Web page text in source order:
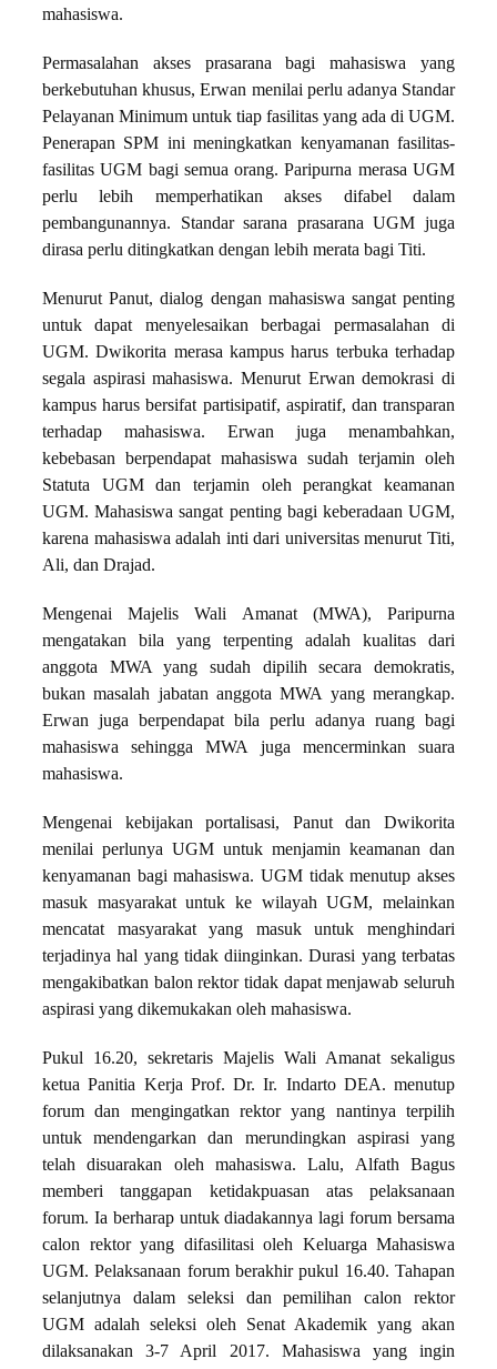
mahasiswa.
Permasalahan akses prasarana bagi mahasiswa yang
berkebutuhan khusus, Erwan menilai perlu adanya Standar
Pelayanan Minimum untuk tiap fasilitas yang ada di UGM.
Penerapan SPM ini meningkatkan kenyamanan fasilitas-
fasilitas UGM bagi semua orang. Paripurna merasa UGM
perlu lebih memperhatikan akses difabel dalam
pembangunannya. Standar sarana prasarana UGM juga
dirasa perlu ditingkatkan dengan lebih merata bagi Titi.
Menurut Panut, dialog dengan mahasiswa sangat penting
untuk dapat menyelesaikan berbagai permasalahan di
UGM. Dwikorita merasa kampus harus terbuka terhadap
segala aspirasi mahasiswa. Menurut Erwan demokrasi di
kampus harus bersifat partisipatif, aspiratif, dan transparan
terhadap mahasiswa. Erwan juga menambahkan,
kebebasan berpendapat mahasiswa sudah terjamin oleh
Statuta UGM dan terjamin oleh perangkat keamanan
UGM. Mahasiswa sangat penting bagi keberadaan UGM,
karena mahasiswa adalah inti dari universitas menurut Titi,
Ali, dan Drajad.
Mengenai Majelis Wali Amanat (MWA), Paripurna
mengatakan bila yang terpenting adalah kualitas dari
anggota MWA yang sudah dipilih secara demokratis,
bukan masalah jabatan anggota MWA yang merangkap.
Erwan juga berpendapat bila perlu adanya ruang bagi
mahasiswa sehingga MWA juga mencerminkan suara
mahasiswa.
Mengenai kebijakan portalisasi, Panut dan Dwikorita
menilai perlunya UGM untuk menjamin keamanan dan
kenyamanan bagi mahasiswa. UGM tidak menutup akses
masuk masyarakat untuk ke wilayah UGM, melainkan
mencatat masyarakat yang masuk untuk menghindari
terjadinya hal yang tidak diinginkan. Durasi yang terbatas
mengakibatkan balon rektor tidak dapat menjawab seluruh
aspirasi yang dikemukakan oleh mahasiswa.
Pukul 16.20, sekretaris Majelis Wali Amanat sekaligus
ketua Panitia Kerja Prof. Dr. Ir. Indarto DEA. menutup
forum dan mengingatkan rektor yang nantinya terpilih
untuk mendengarkan dan merundingkan aspirasi yang
telah disuarakan oleh mahasiswa. Lalu, Alfath Bagus
memberi tanggapan ketidakpuasan atas pelaksanaan
forum. Ia berharap untuk diadakannya lagi forum bersama
calon rektor yang difasilitasi oleh Keluarga Mahasiswa
UGM. Pelaksanaan forum berakhir pukul 16.40. Tahapan
selanjutnya dalam seleksi dan pemilihan calon rektor
UGM adalah seleksi oleh Senat Akademik yang akan
dilaksanakan 3-7 April 2017. Mahasiswa yang ingin